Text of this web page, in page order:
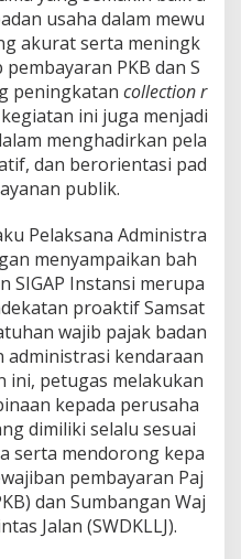
usaha dalam mewu
akurat serta meningk
PKB dan S
peningkatan collection r
ini juga menjadi
menghadirkan pela
dan berorientasi pad
publik.
Pelaksana Administra
menyampaikan bah
SIGAP Instansi merupa
proaktif Samsat
wajib pajak badan
administrasi kendaraan
ini, petugas melakukan
kepada perusaha
dimiliki selalu sesuai
serta mendorong kepa
pembayaran Paj
dan Sumbangan Waj
Jalan (SWDKLLJ).